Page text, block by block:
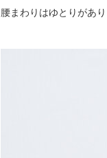
腰まわりはゆとりがあ